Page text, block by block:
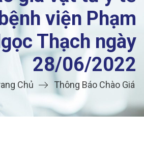
viện Phạm
Thạch ngày
28/06/2022
Chủ Thông Báo Chào Giá